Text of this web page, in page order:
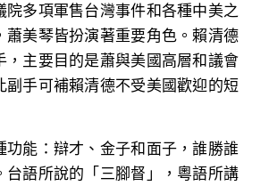
院多項軍售台灣事件和各種中美之
蕭美琴皆扮演著重要角色。賴清德
，主要目的是蕭與美國高層和議會
副手可補賴清德不受美國歡迎的短
功能：辯才、金子和面子，誰勝誰
台語所說的「三腳督」，粵語所講